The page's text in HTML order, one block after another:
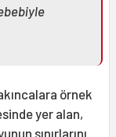
örnek
yer alan,
sınırlarını